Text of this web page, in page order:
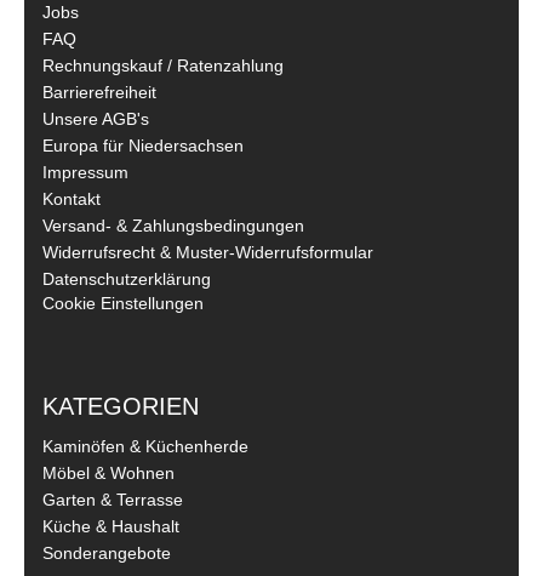
Jobs
FAQ
Rechnungskauf / Ratenzahlung
Barrierefreiheit
Unsere AGB's
Europa für Niedersachsen
Impressum
Kontakt
Versand- & Zahlungsbedingungen
Widerrufsrecht & Muster-Widerrufsformular
Datenschutzerklärung
Cookie Einstellungen
KATEGORIEN
Kaminöfen & Küchenherde
Möbel & Wohnen
Garten & Terrasse
Küche & Haushalt
Sonderangebote